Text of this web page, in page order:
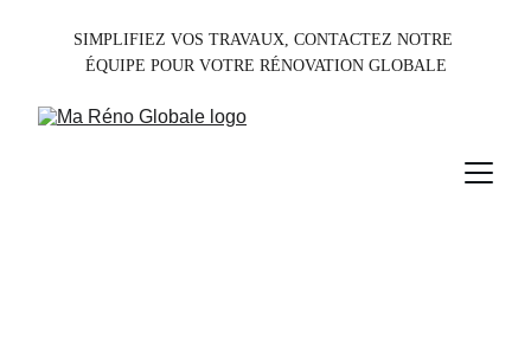
SIMPLIFIEZ VOS TRAVAUX, CONTACTEZ NOTRE
ÉQUIPE POUR VOTRE RÉNOVATION GLOBALE